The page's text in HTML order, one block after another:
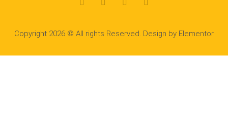
Copyright 2026 © All rights Reserved. Design by Elementor